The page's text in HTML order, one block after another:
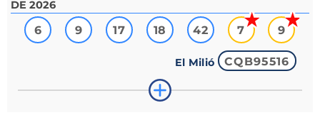
DE 2026
6 9 17 18 42 7 9
El Milió CQB95516